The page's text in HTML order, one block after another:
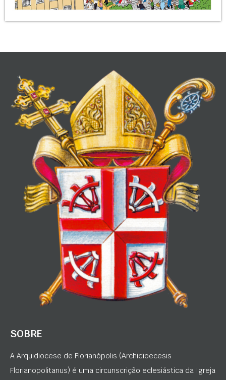
SOBRE
A Arquidiocese de Florianópolis (Archidioecesis
Florianopolitanus) é uma circunscrição eclesiástica da Igreja